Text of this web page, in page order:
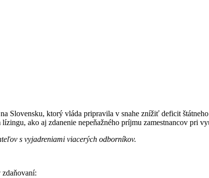
Slovensku, ktorý vláda pripravila v snahe znížiť deficit
ako aj zdanenie nepeňažného príjmu zamestnancov pri
s vyjadreniami viacerých odborníkov.